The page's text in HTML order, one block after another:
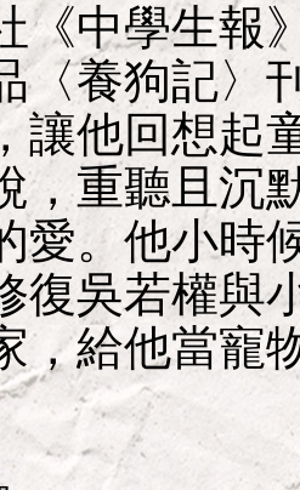
《中學生報
〈養狗記〉
讓他回想起
重聽且沉
愛。他小時
復吳若權與
，給他當寵